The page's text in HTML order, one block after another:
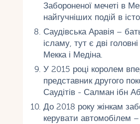
Забороненої мечеті в
найгучніших подій в
Саудівська Аравія –
ісламу, тут є дві головні
Мекка і Медіна.
У 2015 році королем
представник другого
Саудітів - Салман ібн
До 2018 року жінкам
керувати автомобілем